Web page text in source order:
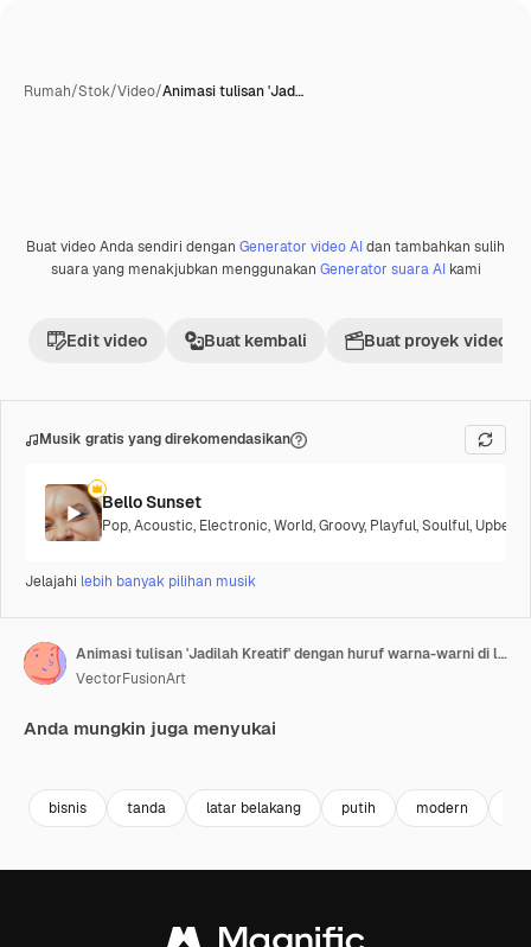
Rumah/Stok/Video/Animasi tulisan 'Jad…
PremiumDihasilkan oleh AI
Buat video Anda sendiri dengan Generator video AIdan tambahkan sulih
suara yang menakjubkan menggunakan Generator suara AIkami
Edit video Buat kembali Buat proyek video
Musik gratis yang direkomendasikan
Bello Sunset
Pop,Acoustic, Electronic,World,Groovy, Playful,Soulful, Upbeat
Jelajahi lebih banyak pilihan musik
Animasi tulisan 'Jadilah Kreatif' dengan huruf warna-warni di latar belakang putih
VectorFusionArt
Anda mungkin juga menyukai
bisnis tanda latar belakang putih modern